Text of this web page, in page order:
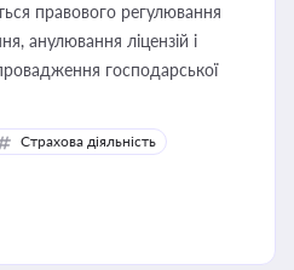
правового регулювання
анулювання ліцензій і
господарської
Страхова діяльність